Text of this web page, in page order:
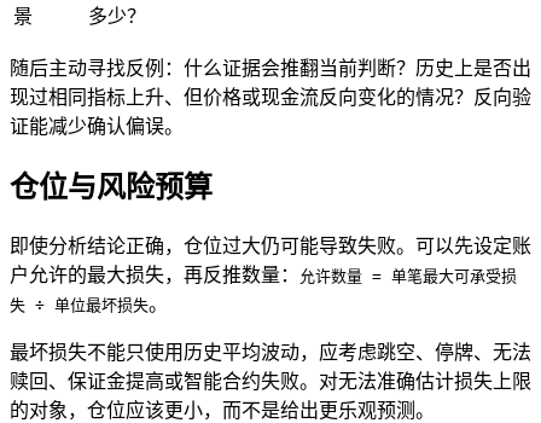
景
多少？
随后主动寻找反例：什么证据会推翻当前判断？历史上是否出
现过相同指标上升、但价格或现金流反向变化的情况？反向验
证能减少确认偏误。
仓位与风险预算
即使分析结论正确，仓位过大仍可能导致失败。可以先设定账
户允许的最大损失，再反推数量：
允许数量 = 单笔最大可承受损
失 ÷ 单位最坏损失。
最坏损失不能只使用历史平均波动，应考虑跳空、停牌、无法
赎回、保证金提高或智能合约失败。对无法准确估计损失上限
的对象，仓位应该更小，而不是给出更乐观预测。